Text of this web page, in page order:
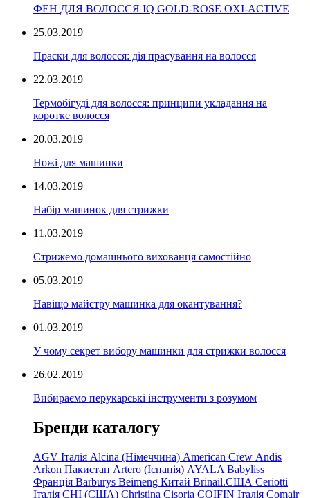
ФЕН ДЛЯ ВОЛОССЯ IQ GOLD-ROSE OXI-ACTIVE
25.03.2019
Праски для волосся: дія прасування на волосся
22.03.2019
Термобігуді для волосся: принципи укладання на
коротке волосся
20.03.2019
Ножі для машинки
14.03.2019
Набір машинок для стрижки
11.03.2019
Стрижемо домашнього вихованця самостійно
05.03.2019
Навіщо майстру машинка для окантування?
01.03.2019
У чому секрет вибору машинки для стрижки волосся
26.02.2019
Вибираємо перукарські інструменти з розумом
Бренди каталогу
AGV Італія Alcina (Німеччина) American Crew Andis
Arkon Пакистан Artero (Іспанія) AYALA Babyliss
Франція Barburys Beimeng Китай Brinail.США Ceriotti
Італія CHI (США) Christina Cisoria COIFIN Італія Comair